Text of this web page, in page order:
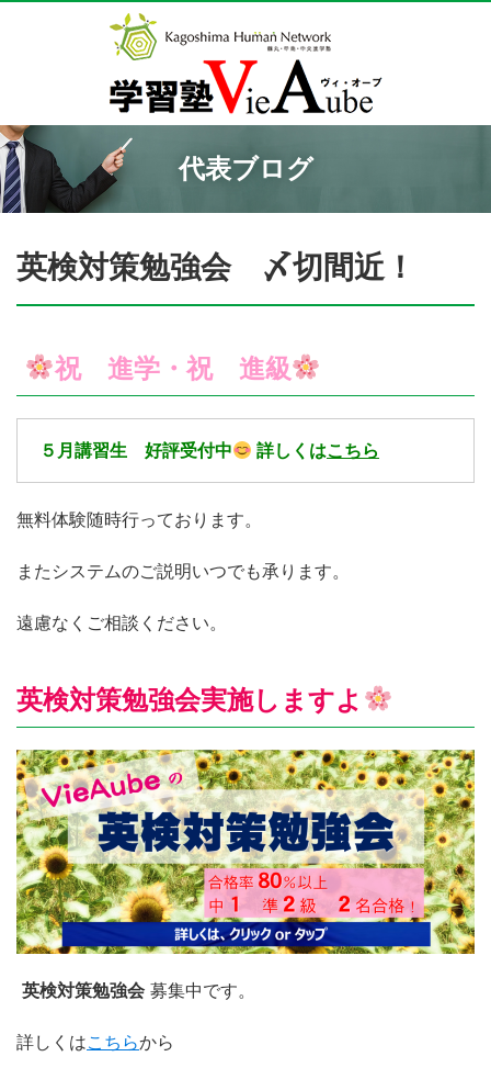
代表ブログ
英検対策勉強会 〆切間近！
祝 進学・祝 進級
５月講習生 好評受付中 詳しくはこちら
無料体験随時行っております。
またシステムのご説明いつでも承ります。
遠慮なくご相談ください。
英検対策勉強会実施しますよ
英検対策勉強会 募集中です。
詳しくはこちらから